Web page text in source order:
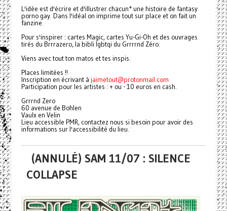
L'idée est d'écrire et d'illustrer chacun* une histoire de fantasy
porno gay. Dans l'idéal on imprime tout sur place et on fait un
fanzine.
Pour s'inspirer : cartes Magic, cartes Yu-Gi-Oh et des ouvrages
tirés du Brrrazero, la bibli lgbtqi du Grrrrnd Zéro.
Viens avec tout ton matos et tes inspis.
Places limitées !!
Inscription en écrivant à jaimetout@protonmail.com
Participation pour les artistes : + ou - 10 euros en cash.
Grrrnd Zero
60 avenue de Bohlen
Vaulx en Velin
Lieu accessible PMR, contactez nous si besoin pour avoir des
informations sur l'accessibilité du lieu.
(ANNULÉ) SAM 11/07 : SILENCE
COLLAPSE